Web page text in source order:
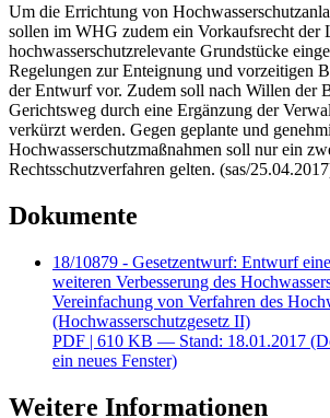
Um die Errichtung von
sollen im WHG zudem ein Vorkaufsrecht der
hochwasserschutzrelevante Grundstücke
Regelungen zur Enteignung und vorzeitigen
der Entwurf vor. Zudem soll nach Willen der
Gerichtsweg durch eine Ergänzung der
verkürzt werden. Gegen geplante und
Hochwasserschutzmaßnahmen soll nur ein
Rechtsschutzverfahren gelten. (sas/
Dokumente
18/10879 - Gesetzentwurf: Entwurf
weiteren Verbesserung des
Vereinfachung von Verfahren des
(Hochwasserschutzgesetz II)
PDF | 610 KB — Stand: 18.01.2017
ein neues Fenster)
Weitere Informationen